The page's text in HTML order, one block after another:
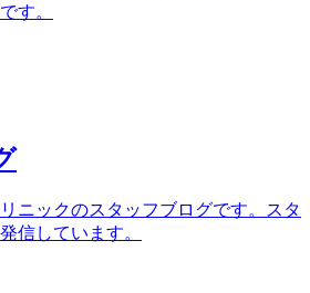
す。
ニックのスタッフブログです。スタ
信しています。